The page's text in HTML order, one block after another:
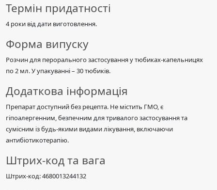
Термін придатності
4 роки від дати виготовлення.
Форма випуску
Розчин для перорального застосування у тюбиках-капельницях
по 2 мл. У упакуванні – 30 тюбиків.
Додаткова інформація
Препарат доступний без рецепта. Не містить ГМО, є
гіпоалергенним, безпечним для тривалого застосування та
сумісним із будь-якими видами лікування, включаючи
антибіотикотерапію.
Штрих-код та вага
Штрих-код: 4680013244132